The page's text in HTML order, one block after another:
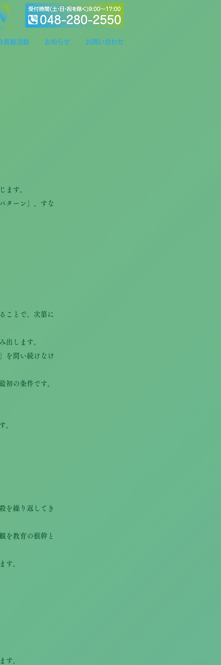
貢献活動 お知らせ お問い合わせ
ます。
ターン」、すな
ことで、次第に
出します。
を問い続けなけ
初の条件です。
。
を繰り返してき
を教育の根幹と
す。
す。